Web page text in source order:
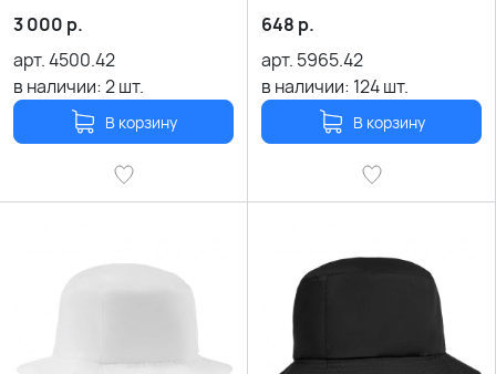
3 000 р.
арт.4500.42
в наличии:2шт.
В корзину
648 р.
арт. 5965.42
в наличии: 124шт.
В корзину